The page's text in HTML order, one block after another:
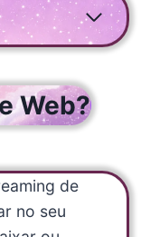
Web?
de
no seu